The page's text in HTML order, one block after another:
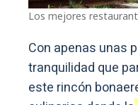
Los mejores
Con apenas unas
tranquilidad que
este rincón